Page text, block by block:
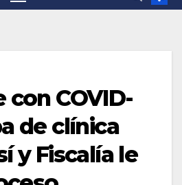
con COVID-
de clínica
y Fiscalía le